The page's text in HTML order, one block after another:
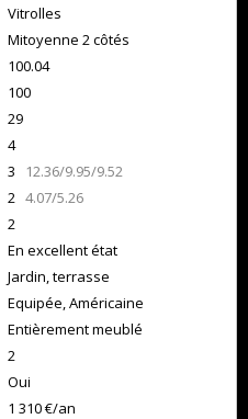
Vitrolles
Mitoyenne 2 côtés
100.04
100
29
4
3
12.36/9.95/9.52
2 4.07/5.26
2
En excellent état
Jardin, terrasse
Equipée, Américaine
Entièrement meublé
2
Oui
1 310 €/an